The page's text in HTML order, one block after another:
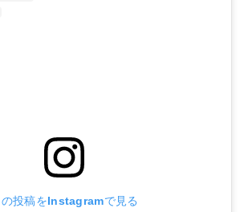
の投稿をInstagramで見る